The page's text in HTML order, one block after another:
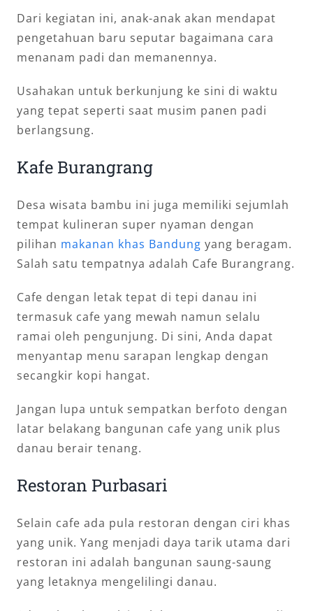
Dari kegiatan ini, anak-anak akan mendapat
pengetahuan baru seputar bagaimana cara
menanam padi dan memanennya.
Usahakan untuk berkunjung ke sini di waktu
yang tepat seperti saat musim panen padi
berlangsung.
Kafe Burangrang
Desa wisata bambu ini juga memiliki sejumlah
tempat kulineran super nyaman dengan
pilihan makanan khas Bandung yang beragam.
Salah satu tempatnya adalah Cafe Burangrang.
Cafe dengan letak tepat di tepi danau ini
termasuk cafe yang mewah namun selalu
ramai oleh pengunjung. Di sini, Anda dapat
menyantap menu sarapan lengkap dengan
secangkir kopi hangat.
Jangan lupa untuk sempatkan berfoto dengan
latar belakang bangunan cafe yang unik plus
danau berair tenang.
Restoran Purbasari
Selain cafe ada pula restoran dengan ciri khas
yang unik. Yang menjadi daya tarik utama dari
restoran ini adalah bangunan saung-saung
yang letaknya mengelilingi danau.